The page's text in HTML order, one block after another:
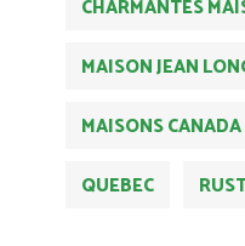
CHARMANTES
MAISON JEAN
MAISONS CANADA
QUEBEC